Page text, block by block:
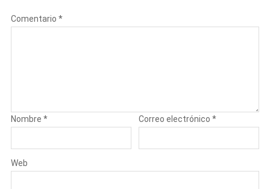
Comentario *
Nombre * Correo electrónico*
Web